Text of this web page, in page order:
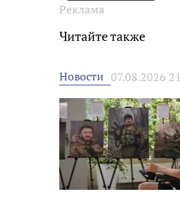
Реклама
Читайте также
Новости 07.08.2026